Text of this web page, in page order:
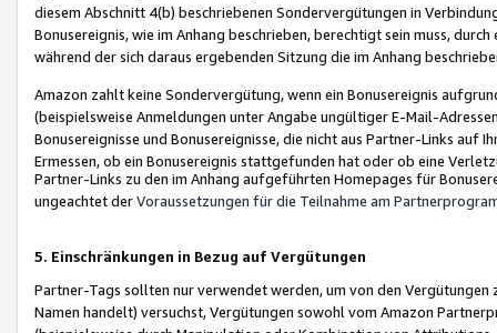
diesem Abschnitt 4(b) beschriebenen Sondervergütungen in
Bonusereignis, wie im Anhang beschrieben, berechtigt sein muss,
während der sich daraus ergebenden Sitzung die im Anhang
Amazon zahlt keine Sondervergütung, wenn ein Bonusereignis
(beispielsweise Anmeldungen unter Angabe ungültiger E-Mail-
Bonusereignisse und Bonusereignisse, die nicht aus Partner-Links auf
Ermessen, ob ein Bonusereignis stattgefunden hat oder ob eine
Partner-Links zu den im Anhang aufgeführten Homepages für
ungeachtet derVoraussetzungen für die Teilnahme am
5. Einschränkungen in Bezug auf Vergütungen
Partner-Tags sollten nur verwendet werden, um von den
Namen handelt) versuchst, Vergütungen sowohl vom Amazon